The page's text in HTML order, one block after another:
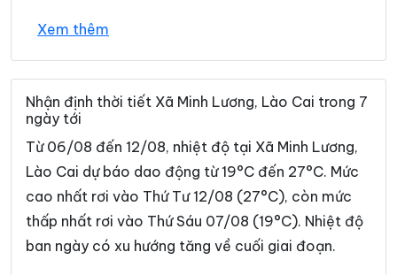
Xã Cảm Nhân
Xã Cát Thịnh Xã Chấn Thịnh
Xã Châu Quế Xã Chế Tạo
Xã Chiềng Ken
Xã Cốc San Xã Dền Sáng
Xã Đông Cuông Xã Dương Quỳ
Xã Gia Hội Xã Gia Phú
Xem thêm
Nhận định thời tiết Xã Minh Lương, Lào Cai trong 7
ngày tới
Từ 06/08 đến 12/08, nhiệt độ tại Xã Minh Lương,
Lào Cai dự báo dao động từ 19°C đến 27°C. Mức
cao nhất rơi vào Thứ Tư 12/08 (27°C), còn mức
thấp nhất rơi vào Thứ Sáu 07/08 (19°C). Nhiệt độ
ban ngày có xu hướng tăng về cuối giai đoạn.